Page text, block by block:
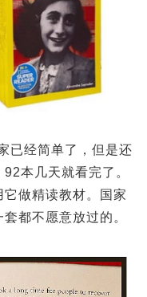
已经简单了，但是还
本几天就看完了。
做精读教材。国家
都不愿意放过的。